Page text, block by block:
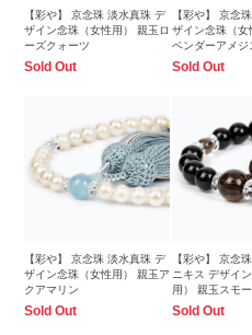
【彩や】 京念珠 淡水真珠 デ
ザイン念珠（女性用） 親玉ロ
ーズクォーツ
Sold Out
【彩や】 京念
ザイン念珠（女
ベンダーアメジ
Sold Out
【彩や】 京念珠 淡水真珠 デ
ザイン念珠（女性用） 親玉ア
クアマリン
Sold Out
【彩や】 京念
ニキス デザイ
用） 親玉スモ
Sold Out